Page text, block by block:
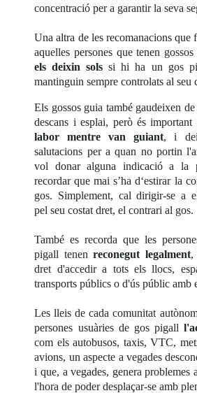
concentració per a garantir la seva
Una altra de les recomanacions que
aquelles persones que tenen
els deixin sols si hi ha un gos
mantinguin sempre controlats al seu
Els gossos guia també gaudeixen
descans i esplai, però és important
labor mentre van guiant, i
salutacions per a quan no portin
vol donar alguna indicació a la
recordar que mai s’ha d‘estirar la
gos. Simplement, cal dirigir-se a
pel seu costat dret, el contrari al gos.
També es recorda que les
pigall tenenreconegut legalment,
dret d'accedir a tots els llocs,
transports públics o d'ús públic amb
Les lleis de cada comunitat
persones usuàries de gos pigall
com els autobusos, taxis, VTC,
avions, un aspecte a vegades
i que, a vegades, genera problemes
l'hora de poder desplaçar-se amb